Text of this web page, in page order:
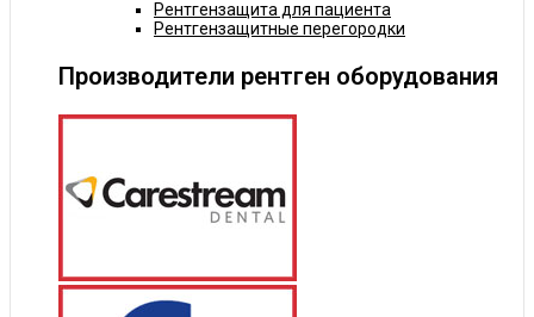
Рентгензащита для пациента
Рентгензащитные перегородки
Производители рентген оборудования